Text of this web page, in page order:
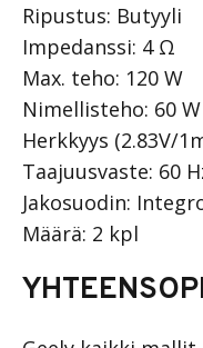
Ripustus: Butyyli
Impedanssi: 4 Ω
Max. teho: 120 W
Nimellisteho: 60 W
Herkkyys (2.83V/
Taajuusvaste: 60
Jakosuodin:
Määrä: 2 kpl